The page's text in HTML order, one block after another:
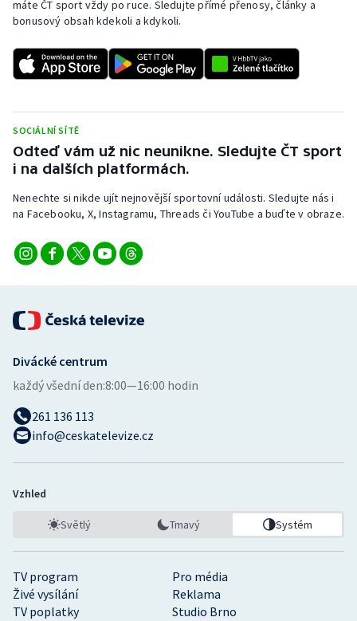
Plavání
Plážový volejbal
Ragby
Rychlobruslení
Rychlostní kanoistika
Short track
Triatlon
Veslování
Vodní slalom
Volejbal
Ostatní
máte ČT sport vždy po ruce. Sledujte přímé přenosy, články a
bonusový obsah kdekoli a kdykoli.
SOCIÁLNÍ SÍTĚ
Odteď vám už nic neunikne. Sledujte ČT sport
i na dalších platformách.
Nenechte si nikde ujít nejnovější sportovní události. Sledujte nás i
na Facebooku, X, Instagramu, Threads či YouTube a buďte v obraze.
TV program
Pro média
Živé vysílání
Reklama
TV poplatky
Studio Brno
Divácké centrum
každý všední den:8:00—16:00 hodin
261 136 113
info@ceskatelevize.cz
Vzhled
Světlý Tmavý Systém